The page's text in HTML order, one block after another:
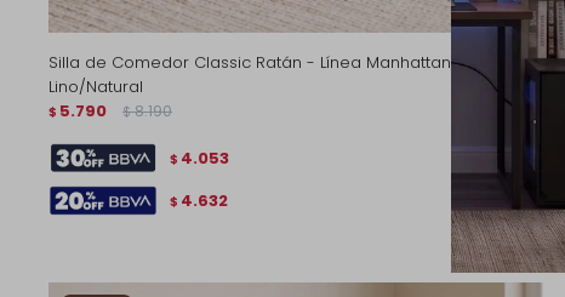
Silla de Comedor Classic Ratán - Línea Manhattan - Tela
Lino/Natural
$ 5.790 $ 8.190
$ 4.053
$ 4.632